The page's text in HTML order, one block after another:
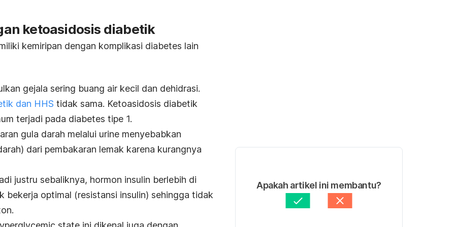
ketoasidosis diabetik
kemiripan dengan komplikasi diabetes lain
gejala sering buang air kecil dan dehidrasi.
dan HHS tidak sama. Ketoasidosis diabetik
terjadi pada diabetes tipe 1.
gula darah melalui urine menyebabkan
dari pembakaran lemak karena kurangnya
justru sebaliknya, hormon insulin berlebih di
bekerja optimal (resistansi insulin) sehingga tidak
Apakah artikel ini membantu?